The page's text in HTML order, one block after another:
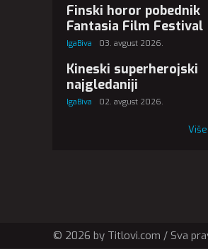
Finski horor pobednik
Fantasia Film Festival
IgaBiva 03. avgust 2026.
Kineski superherojski
najgledaniji
IgaBiva 02. avgust 2026.
© 2026 by Titlovi.com / Sva